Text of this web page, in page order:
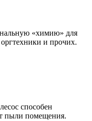
«химию» для
и прочих.
способен
пыли помещения.